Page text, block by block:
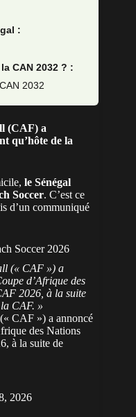
:
CAN 2032 ? :
2032
(CAF) a
qu’hôte de la
le Sénégal
Soccer. C’est ce
d’un communiqué
Soccer 2026
(« CAF ») a
d’Afrique des
2026, à la suite
CAF. »
CAF ») a annoncé
des Nations
à la suite de
2026